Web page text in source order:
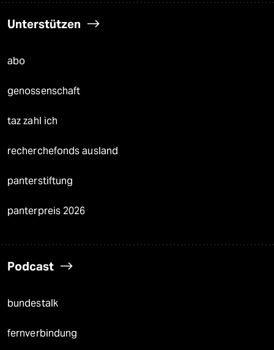
Unterstützen
abo
genossenschaft
taz zahl ich
recherchefonds ausland
panterstiftung
panterpreis 2026
Podcast
bundestalk
fernverbindung